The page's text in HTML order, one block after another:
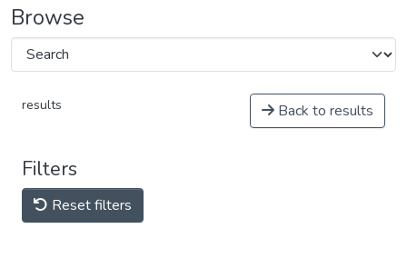
Browse
results Back to results
Filters
Reset filters